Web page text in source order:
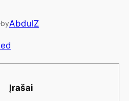
byAbdulZ
Įrašai